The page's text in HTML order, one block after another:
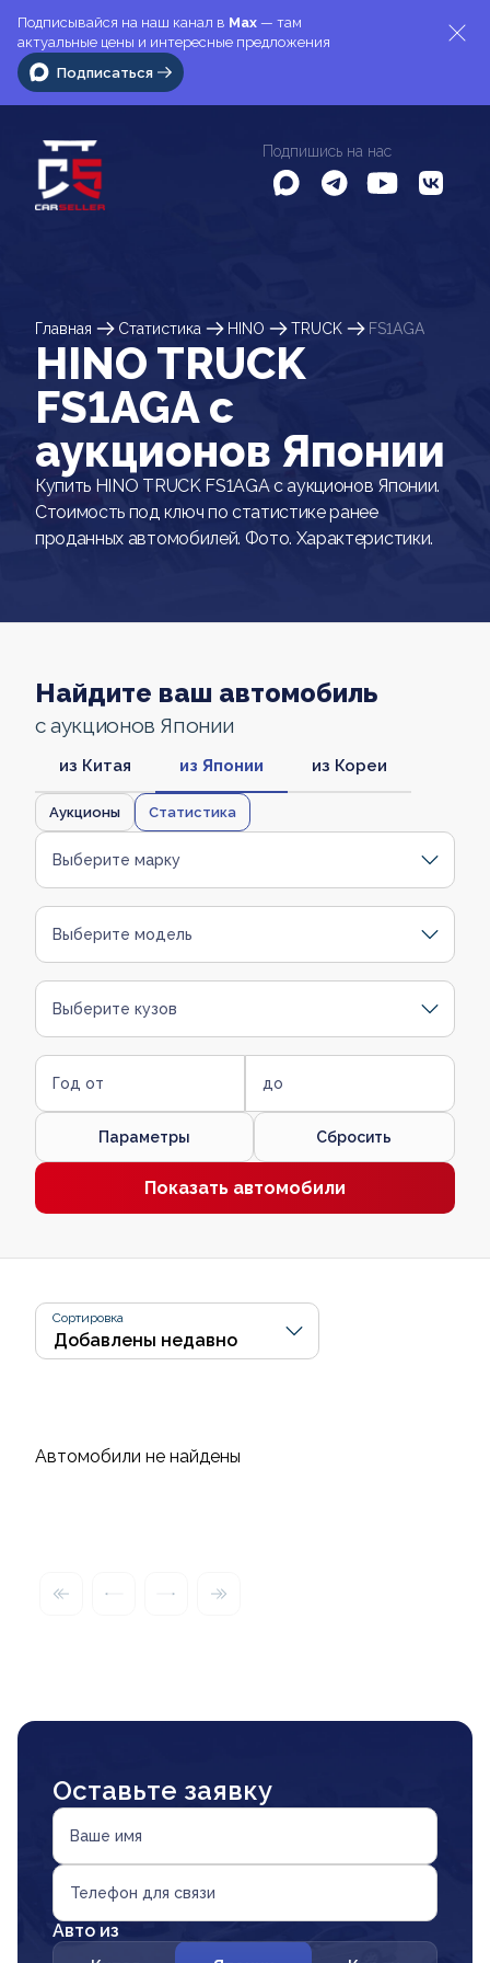
Подписывайся на наш канал в Max — там
актуальные цены и интересные предложения
Подписаться
Подпишись на нас
Главная Статистика HINO TRUCK FS1AGA
HINO TRUCK
FS1AGA c
аукционов Японии
Купить HINO TRUCK FS1AGA с аукционов Японии.
Стоимость под ключ по статистике ранее
проданных автомобилей. Фото. Характеристики.
Найдите ваш автомобиль
с аукционов Японии
из Китая из Японии из Кореи
Аукционы Статистика
Выберите марку
Выберите модель
Выберите кузов
Год от до
Параметры Сбросить
Показать автомобили
Сортировка
Автомобили не найдены
Оставьте заявку
Ваше имя
Телефон для связи
Авто из